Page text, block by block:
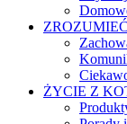
ŻYCIE Z